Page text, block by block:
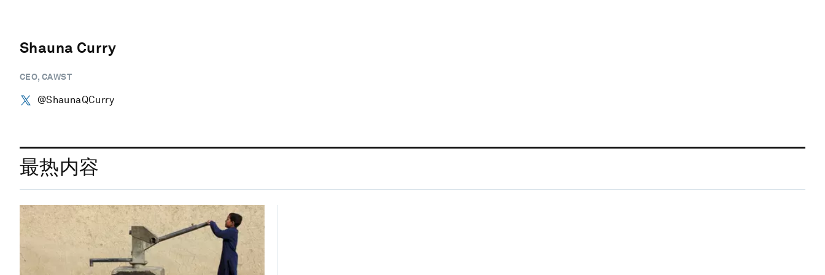
Shauna Curry
CEO, CAWST
@ShaunaQCurry
最热内容